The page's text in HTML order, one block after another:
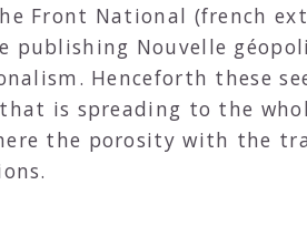
Front National (french
publishing Nouvelle
Henceforth these
is spreading to the
the porosity with the